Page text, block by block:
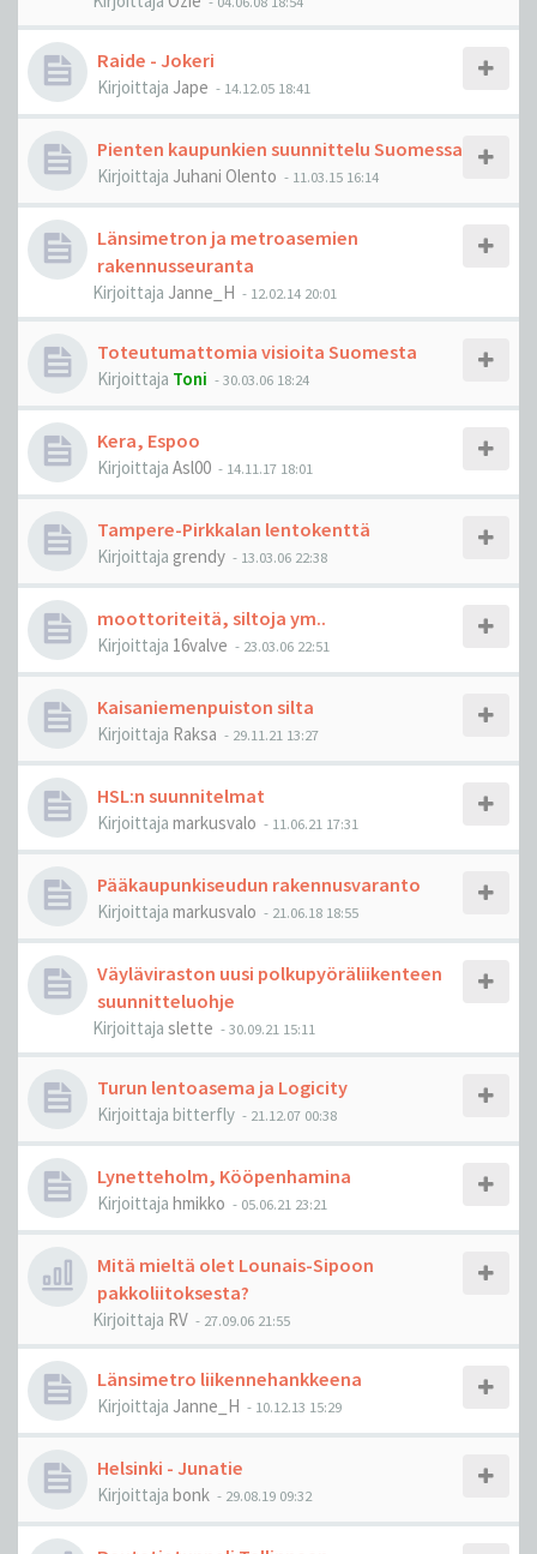
Raide - Jokeri
Kirjoittaja Jape - 14.12.05 18:41
Pienten kaupunkien suunnittelu Suomessa
Kirjoittaja Juhani Olento - 11.03.15 16:14
Länsimetron ja metroasemien
rakennusseuranta
Kirjoittaja Janne_H - 12.02.14 20:01
Toteutumattomia visioita Suomesta
Kirjoittaja Toni -30.03.06 18:24
Kera, Espoo
Kirjoittaja Asl00 - 14.11.17 18:01
Tampere-Pirkkalan lentokenttä
Kirjoittaja grendy - 13.03.06 22:38
moottoriteitä, siltoja ym..
Kirjoittaja 16valve - 23.03.06 22:51
Kaisaniemenpuiston silta
Kirjoittaja Raksa - 29.11.21 13:27
HSL:n suunnitelmat
Kirjoittaja markusvalo - 11.06.21 17:31
Pääkaupunkiseudun rakennusvaranto
Kirjoittaja markusvalo - 21.06.18 18:55
Väyläviraston uusi polkupyöräliikenteen
suunnitteluohje
Kirjoittaja slette -30.09.21 15:11
Turun lentoasema ja Logicity
Kirjoittaja bitterfly - 21.12.07 00:38
Lynetteholm, Kööpenhamina
Kirjoittaja hmikko - 05.06.21 23:21
Mitä mieltä olet Lounais-Sipoon
pakkoliitoksesta?
Kirjoittaja RV - 27.09.06 21:55
Länsimetro liikennehankkeena
Kirjoittaja Janne_H - 10.12.13 15:29
Helsinki - Junatie
Kirjoittaja bonk - 29.08.19 09:32